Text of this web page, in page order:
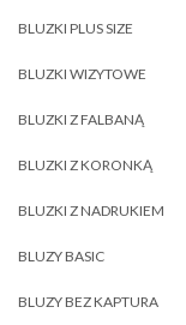
BLUZKI PLUS SIZE
BLUZKI WIZYTOWE
BLUZKI Z FALBANĄ
BLUZKI Z KORONKĄ
BLUZKI Z NADRUKIEM
BLUZY BASIC
BLUZY BEZ KAPTURA